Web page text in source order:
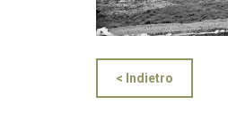
< Indietro